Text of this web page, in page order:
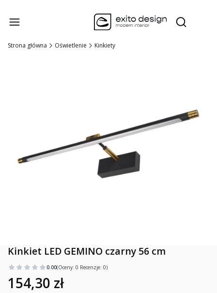
Otwórz
Strona główna Oświetlenie Kinkiety
Kinkiet LED GEMINO czarny 56 cm
0.00(Oceny: 0 Recenzje: 0)
154,30 zł